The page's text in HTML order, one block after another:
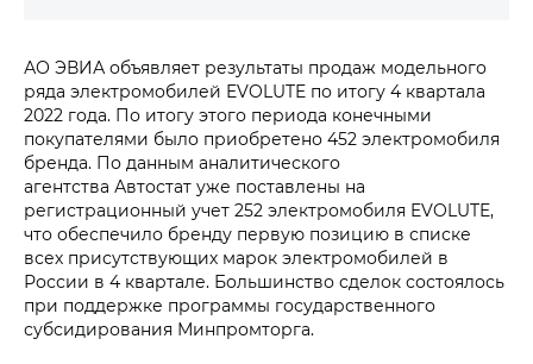
АО ЭВИА объявляет результаты продаж модельного
ряда электромобилей EVOLUTE по итогу 4 квартала
2022 года. По итогу этого периода конечными
покупателями было приобретено 452 электромобиля
бренда. По данным аналитического
агентства Автостат уже поставлены на
регистрационный учет 252 электромобиля EVOLUTE,
что обеспечило бренду первую позицию в списке
всех присутствующих марок электромобилей в
России в 4 квартале. Большинство сделок состоялось
при поддержке программы государственного
субсидирования Минпромторга.